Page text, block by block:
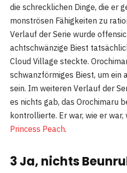
die schrecklichen Dinge, die er
monströsen Fähigkeiten zu
Verlauf der Serie wurde
achtschwänzige Biest
Cloud Village steckte.
schwanzförmiges Biest, um ein
sein. Im weiteren Verlauf der
es nichts gab, das Orochimaru
kontrollierte. Er war, wie er
Princess Peach.
3 Ja, nichts